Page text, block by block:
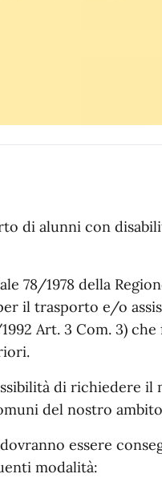
di alunni con
78/1978 della
il trasporto e/o
Art. 3 Com. 3)
di richiedere il
del nostro
essere
modalità: